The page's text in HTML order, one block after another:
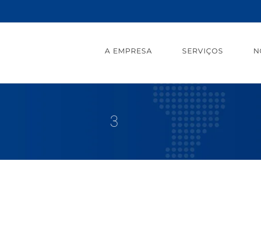
A EMPRESA SERVIÇOS
3